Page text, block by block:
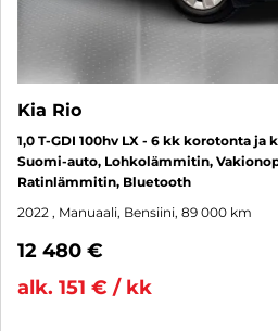
Kia Rio
1,0 T-GDI 100hv LX - 6 kk korotonta ja
Suomi-auto, Lohkolämmitin,
Ratinlämmitin, Bluetooth
2022 , Manuaali, Bensiini, 89 000 km
12 480 €
alk. 151 € / kk